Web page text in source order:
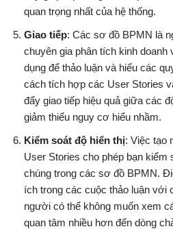
quan trọng nhất của hệ thống.
Giao tiếp: Các sơ đồ BPMN là
chuyên gia phân tích kinh doanh
dụng để thảo luận và hiểu các
cách tích hợp các User Stories
đẩy giao tiếp hiệu quả giữa các
giảm thiểu nguy cơ hiểu nhầm.
Kiểm soát độ hiển thị: Việc tạo
User Stories cho phép bạn kiểm
chúng trong các sơ đồ BPMN.
ích trong các cuộc thảo luận với
người có thể không muốn xem
quan tâm nhiều hơn đến dòng